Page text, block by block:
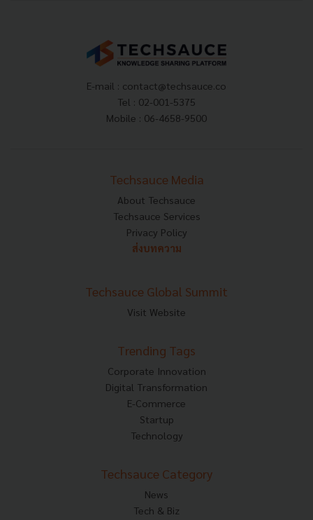
E-mail : contact@techsauce.co
Tel : 02-001-5375
Mobile : 06-4658-9500
Techsauce Media
About Techsauce
Techsauce Services
Privacy Policy
ส่งบทความ
Techsauce Global Summit
Visit Website
Trending Tags
Corporate Innovation
Digital Transformation
E-Commerce
Startup
Technology
Techsauce Category
News
Tech & Biz